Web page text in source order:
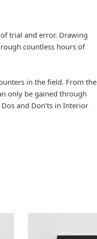
trial and error. Drawing
countless hours of
in the field. From the
only be gained through
and Don’ts in Interior